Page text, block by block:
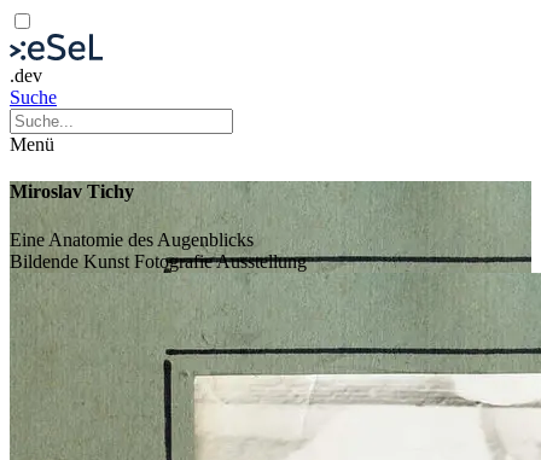
.dev
Suche
Menü
Miroslav Tichy
Eine Anatomie des Augenblicks
Bildende Kunst FotografieAusstellung